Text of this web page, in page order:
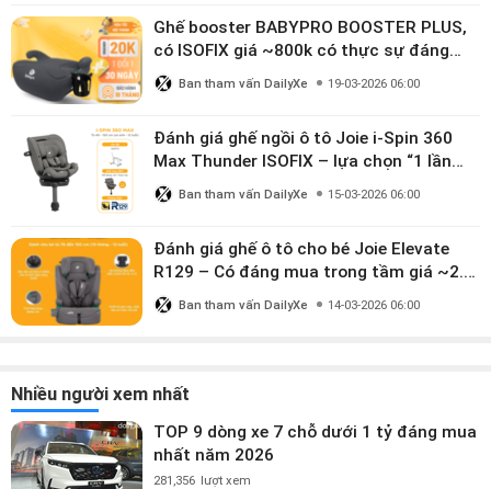
Ghế booster BABYPRO BOOSTER PLUS,
có ISOFIX giá ~800k có thực sự đáng
mua?
Ban tham vấn DailyXe 19-03-2026 06:00
Đánh giá ghế ngồi ô tô Joie i-Spin 360
Max Thunder ISOFIX – lựa chọn “1 lần
dùng đến 12 năm” có đáng giá gần 9
triệu?
Ban tham vấn DailyXe 15-03-2026 06:00
Đánh giá ghế ô tô cho bé Joie Elevate
R129 – Có đáng mua trong tầm giá ~2.8
triệu?
Ban tham vấn DailyXe 14-03-2026 06:00
Nhiều người xem nhất
TOP 9 dòng xe 7 chỗ dưới 1 tỷ đáng mua
nhất năm 2026
281,356 lượt xem